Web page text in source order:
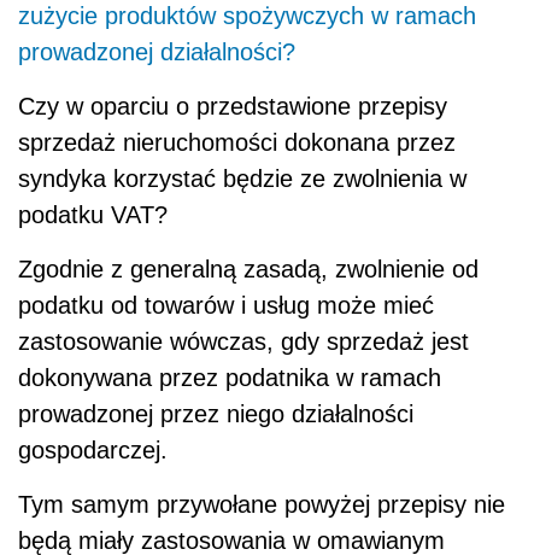
zużycie produktów spożywczych w ramach
prowadzonej działalności?
Czy w oparciu o przedstawione przepisy
sprzedaż nieruchomości dokonana przez
syndyka korzystać będzie ze zwolnienia w
podatku VAT?
Zgodnie z generalną zasadą, zwolnienie od
podatku od towarów i usług może mieć
zastosowanie wówczas, gdy sprzedaż jest
dokonywana przez podatnika w ramach
prowadzonej przez niego działalności
gospodarczej.
Tym samym przywołane powyżej przepisy nie
będą miały zastosowania w omawianym